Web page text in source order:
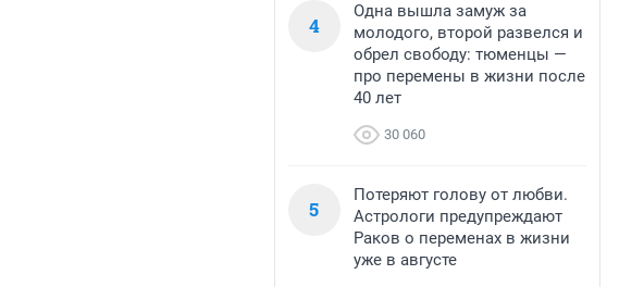
4
Одна вышла замуж за
молодого, второй развелся и
обрел свободу: тюменцы —
про перемены в жизни после
40 лет
30 060
5
Потеряют голову от любви.
Астрологи предупреждают
Раков о переменах в жизни
уже в августе